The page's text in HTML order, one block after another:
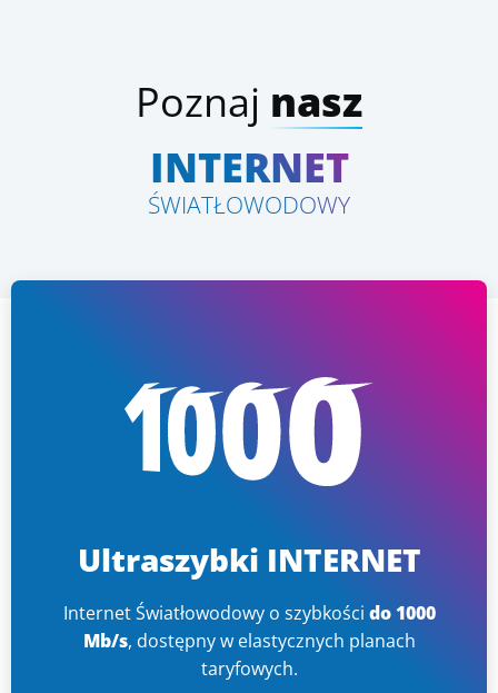
Poznaj nasz
INTERNET
ŚWIATŁOWODOWY
Ultraszybki INTERNET
Internet Światłowodowy o szybkości do 1000
Mb/s, dostępny w elastycznych planach
taryfowych.